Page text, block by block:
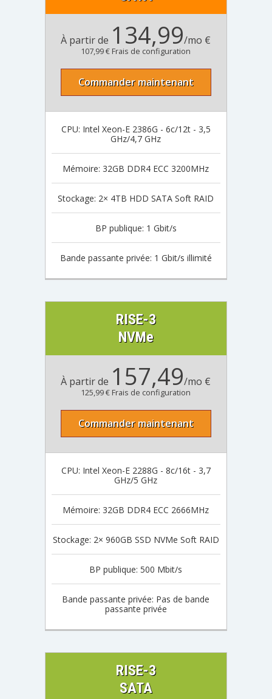
À partir de 134,99/mo €
107,99 € Frais de configuration
Commander maintenant
CPU: Intel Xeon-E 2386G - 6c/12t - 3,5
GHz/4,7 GHz
Mémoire: 32GB DDR4 ECC 3200MHz
Stockage: 2× 4TB HDD SATA Soft RAID
BP publique: 1 Gbit/s
Bande passante privée: 1 Gbit/s illimité
RISE-3
NVMe
À partir de 157,49/mo €
125,99 € Frais de configuration
Commander maintenant
CPU: Intel Xeon-E 2288G - 8c/16t - 3,7
GHz/5 GHz
Mémoire: 32GB DDR4 ECC 2666MHz
Stockage: 2× 960GB SSD NVMe Soft RAID
BP publique: 500 Mbit/s
Bande passante privée: Pas de bande
passante privée
RISE-3
SATA